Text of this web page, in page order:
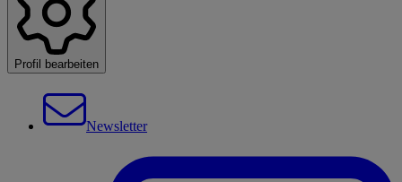
Profil bearbeiten
Newsletter